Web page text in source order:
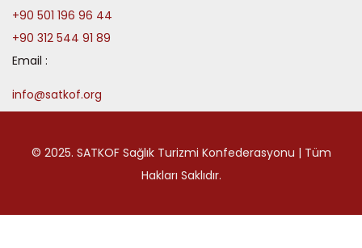
+90 501 196 96 44
+90 312 544 91 89
Email :
info@satkof.org
© 2025. SATKOF Sağlık Turizmi Konfederasyonu | Tüm
Hakları Saklıdır.